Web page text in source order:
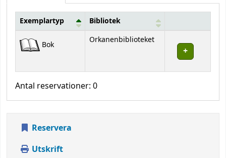
Bestånd
Exemplartyp Bibliotek
Bok Orkanenbiblioteket
Antal reservationer: 0
Reservera
Utskrift